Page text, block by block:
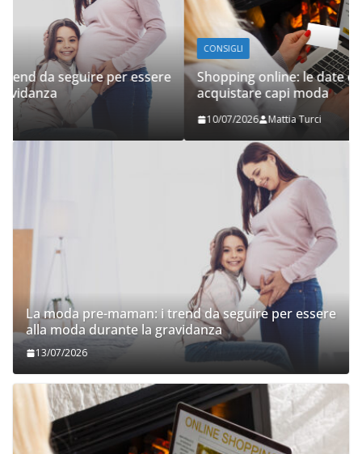
CONSIGLI
Shopping online: le date e i periodi migliori per
acquistare capi moda
10/07/2026
La moda pre-maman: i trend da seguire per essere
alla moda durante la gravidanza
13/07/2026